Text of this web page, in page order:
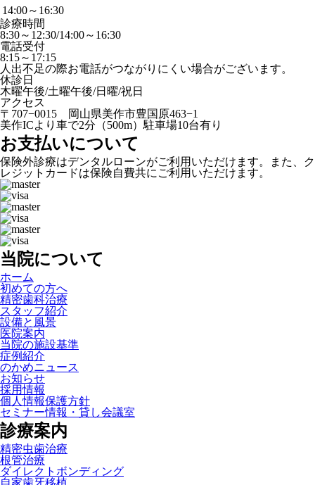
14:00～16:30
診療時間
8:30～12:30/14:00～16:30
電話受付
8:15～17:15
人出不足の際お電話がつながりにくい場合がございます。
休診日
木曜午後/土曜午後/日曜/祝日
アクセス
〒707−0015 岡山県美作市豊国原463−1
美作ICより車で2分（500m）駐車場10台有り
お支払いについて
保険外診療はデンタルローンがご利用いただけます。また、ク
レジットカードは保険自費共にご利用いただけます。
当院について
ホーム
初めての方へ
精密歯科治療
スタッフ紹介
設備と風景
医院案内
当院の施設基準
症例紹介
のかめニュース
お知らせ
採用情報
個人情報保護方針
セミナー情報・貸し会議室
診療案内
精密虫歯治療
根管治療
ダイレクトボンディング
自家歯牙移植